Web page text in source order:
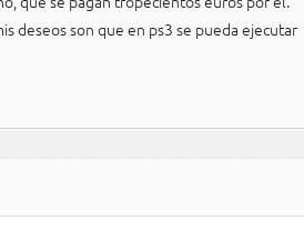
deseos son que en ps3 se pueda ejecutar